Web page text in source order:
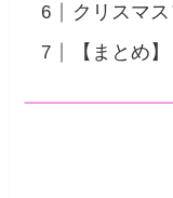
クリスマ
【まとめ】